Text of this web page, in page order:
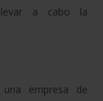
a cabo la
empresa de